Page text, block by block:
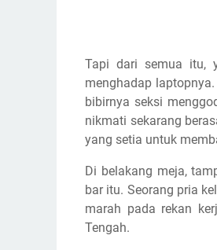
Tapi dari semua itu,
menghadap
bibirnya seksi
nikmati sekarang
yang setia untuk
Di belakang meja,
bar itu. Seorang pria
marah pada rekan
Tengah.